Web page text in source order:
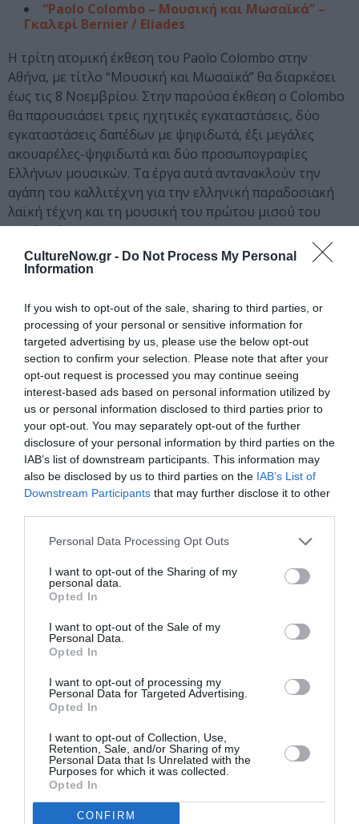
CultureNow.gr - Do Not Process My Personal
Information
If you wish to opt-out of the sale, sharing to third parties, or
processing of your personal or sensitive information for
targeted advertising by us, please use the below opt-out
section to confirm your selection. Please note that after your
opt-out request is processed you may continue seeing
interest-based ads based on personal information utilized by
us or personal information disclosed to third parties prior to
your opt-out. You may separately opt-out of the further
disclosure of your personal information by third parties on the
IAB’s list of downstream participants. This information may
also be disclosed by us to third parties on the IAB’s List of
Downstream Participants that may further disclose it to other
Personal Data Processing Opt Outs
I want to opt-out of the Sharing of my
personal data.
Opted In
I want to opt-out of the Sale of my
Personal Data.
Opted In
I want to opt-out of processing my
Personal Data for Targeted Advertising.
Opted In
I want to opt-out of Collection, Use,
Retention, Sale, and/or Sharing of my
Personal Data that Is Unrelated with the
Purposes for which it was collected.
Opted In
CONFIRM
“Paolo Colombo – Μουσική και Μωσαϊκά” –
Γκαλερί Bernier / Eliades
Η τρίτη ατομική έκθεση του Paolo Colombo στην
Αθήνα, με τίτλο “Μουσική και Μωσαϊκά” θα διαρκέσει
έως τις 8 Νοεμβρίου. Στην παρούσα έκθεση ο Colombo
θα παρουσιάσει τρεις ηχητικές εγκαταστάσεις, δύο
εγκαταστάσεις δαπέδων με ψηφιδωτά, έξι μεγάλες
ακουαρέλες-ψηφιδωτά και δύο προσωπογραφίες
Ελλήνων μουσικών. Τα έργα αυτά αντανακλούν την
αγάπη του καλλιτέχνη για την ελληνική παραδοσιακή
λαϊκή τέχνη και τη μουσική του πρώτου μισού του
20ού αιώνα.
Παιδί
Δήμου Αθηναίων
Με θέμα το περιβάλλον, το Cycladic Kids Festival, το
παιδικό φεστιβάλ του Μουσείου Κυκλαδικής Τέχνης,
θα πραγματοποιηθεί φέτος στις 27 και 28 Σεπτεμβρίου
στο Κέντρο Τεχνών του Δήμου Αθηναίων (Πάρκο
Ελευθερίας) και σας περιμένει με ελεύθερη είσοδο! Για
τρίτη συνεχόμενη χρονιά, το Μουσείο Κυκλαδικής
Τέχνης δημιουργεί ένα πολυθεματικό φεστιβάλ τεχνών
με παραστάσεις θεάτρου, μουσικής και χορού,
κινηματογράφο, αφηγήσεις και εικαστικά εργαστήρια
εκτός των χώρων του, ανοιχτό και προσβάσιμο σε όλα
τα παιδιά 4 έως 15 ετών.
Σινεμά
Η Γη της Επαγγελίας – Ταινία του οραματιστή
Andrzej Wajda
τα μεγαλύτερα ευρωπαϊκά κέντρα υφαντουργίας του
19ου αιώνα, που βρίσκεται σε ραγδαία ανάπτυξη. Η
ψαλίδα μεταξύ εργοστασιαρχών, συνήθως Γερμανών,
Εβραίων, Πολωνών, και εργατικής τάξης, ολοένα και
μεγαλώνει. Τρεις νέοι φίλοι, ένας Πολωνός, ένας
Εβραίος κι ένας Γερμανός, βάζουν τα χρήματά τους για
να χτίσουν ένα εργοστάσιο. Όμως ο άγριος